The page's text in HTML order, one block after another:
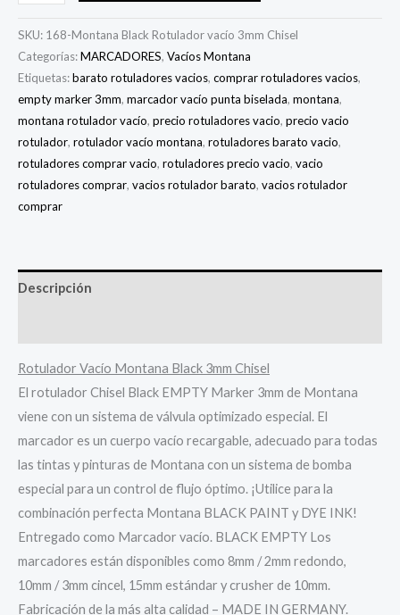
SKU: 168-Montana Black Rotulador vacío 3mm Chisel
Categorías:MARCADORES, Vacíos Montana
Etiquetas:barato rotuladores vacios, comprar rotuladores vacios,
empty marker 3mm, marcador vacío punta biselada, montana,
montana rotulador vacío, precio rotuladores vacio, precio vacio
rotulador, rotulador vacío montana, rotuladores barato vacio,
rotuladores comprar vacio, rotuladores precio vacio, vacio
rotuladores comprar, vacios rotulador barato, vacios rotulador
comprar
Descripción
Rotulador Vacío Montana Black 3mm Chisel
El rotulador Chisel Black EMPTY Marker 3mm de Montana
viene con un sistema de válvula optimizado especial. El
marcador es un cuerpo vacío recargable, adecuado para todas
las tintas y pinturas de Montana con un sistema de bomba
especial para un control de flujo óptimo. ¡Utilice para la
combinación perfecta Montana BLACK PAINT y DYE INK!
Entregado como Marcador vacío. BLACK EMPTY Los
marcadores están disponibles como 8mm / 2mm redondo,
10mm / 3mm cincel, 15mm estándar y crusher de 10mm.
Fabricación de la más alta calidad – MADE IN GERMANY.